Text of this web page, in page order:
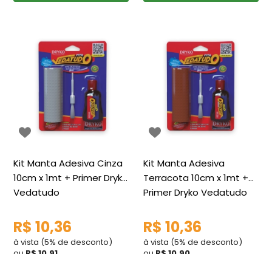
Kit Manta Adesiva Cinza
10cm x 1mt + Primer Dryko
Vedatudo
R$ 10,36
à vista (5% de desconto)
Kit Manta Adesiva
Terracota 10cm x 1mt +
Primer Dryko Vedatudo
R$ 10,36
à vista (5% de desconto)